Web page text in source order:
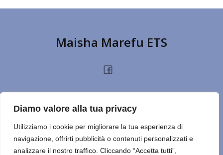
Diamo valore alla tua privacy
Utilizziamo i cookie per migliorare la tua esperienza di
navigazione, offrirti pubblicità o contenuti personalizzati e
analizzare il nostro traffico. Cliccando “Accetta tutti”,
Maisha Marefu ETS
HOMECHI SIAMOPROGETTINOTIZIEPRIVACY POLICY
TERMINI D’USOCONTATTIREPORT CERCA SUL SITONOTE
ULTIMO ESERCIZIO